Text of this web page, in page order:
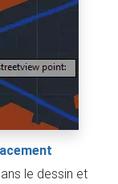
le dessin et